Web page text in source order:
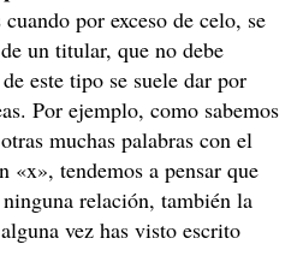
por exceso de celo, se
un titular, que no debe
este tipo se suele dar por
Por ejemplo, como sabemos
muchas palabras con el
«x», tendemos a pensar que
relación, también la
vez has visto escrito